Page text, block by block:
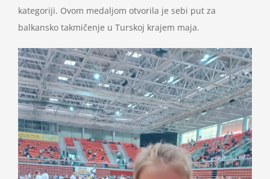
kategoriji. Ovom medaljom otvorila je sebi put za
balkansko takmičenje u Turskoj krajem maja.